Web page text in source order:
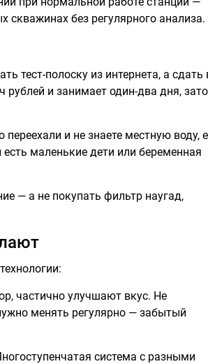
скважинах без регулярного анализа.
тест-полоску из интернета, а сдать
и занимает один-два дня,
и не знаете местную воду,
маленькие дети или беременная
— а не покупать фильтр наугад,
частично улучшают вкус. Не
менять регулярно — забытый
система с разными